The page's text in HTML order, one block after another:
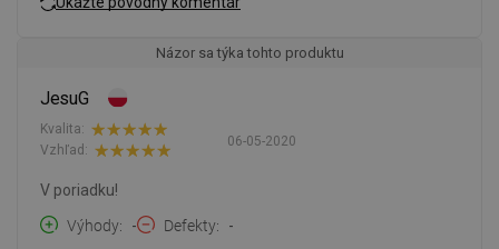
Názor sa týka tohto produktu
JesuG
06-05-2020
Kvalita:
Vzhľad:
V poriadku!
Výhody
- Defekty -